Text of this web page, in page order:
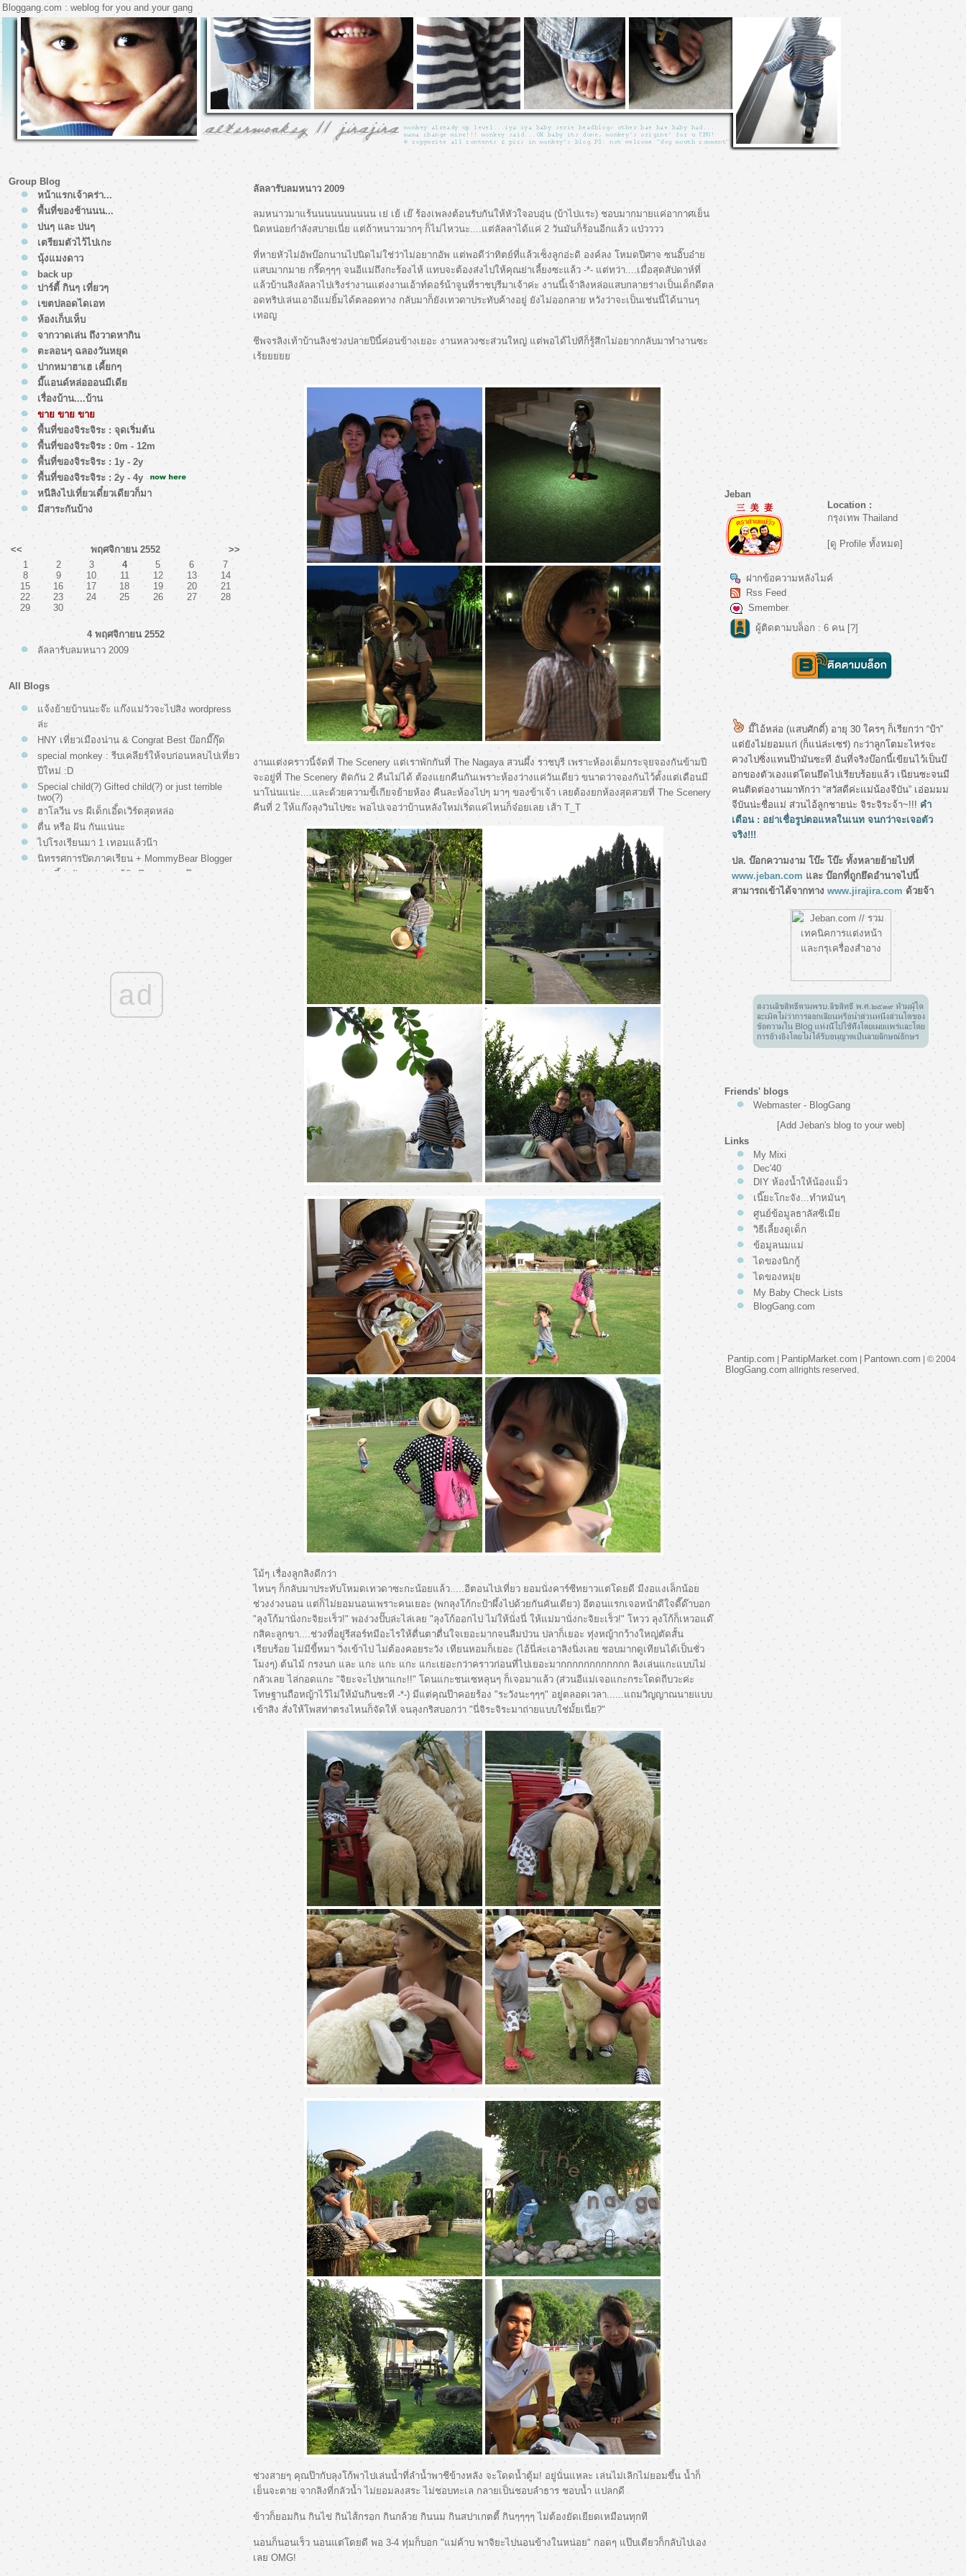
Bloggang.com : weblog for you and your gang
Group Blog
หน้าแรกเจ้าคร่า...
พื้นที่ของช้านนน...
บ่นๆ และ บ่นๆ
เตรียมตัวไว้ไปเกะ
นุ้งแมงดาว
back up
ปาร์ตี้ กินๆ เที่ยวๆ
เขตปลอดไดเอท
ห้องเก็บเห็บ
จากวาดเล่น ถึงวาดหากิน
ตะลอนๆ ฉลองวันหยุด
ปากหมาฮาเฮ เคี้ยกๆ
มี๊แอนด์หล่อออนมีเดี
เรื่องบ้าน....บ้าน
ขาย ขาย ขา
พื้นที่ของจิระจิระ : จุดเริ่มต้น
พื้นที่ของจิระจิระ : 0m - 12m
พื้นที่ของจิระจิระ : 1y - 2y
พื้นที่ของจิระจิระ : 2y - 4y
หนีลิงไปเที่ยวเดี๋ยวเดียวก็มา
มีสาระกันบ้าง
<< พฤศจิกายน 2552
>>
1
2 3 4 5 6
7
8
9 10 11 12 13
14
15
16 17 18 19 20
21
22
23 24 25 26 27
28
29
30
4 พฤศจิกายน 2552
ลัลลารับลมหนาว 2009
All Blogs
จ้งย้ายบ้านนะจ๊ะ แก๊งแม่วัวจะไปสิง wordpress
ล่ะ
HNY เที่ยวเมืองน่าน & Congrat Best บ๊อกมี๊กุ๊ด
special monkey : รีบเคลียร์ให้จบก่อนหลบไปเที่ยว
ปีใหม่ :D
Special child(?) Gifted child(?) or just terrible
two(?)
ฮาโลวีน vs ผีเด็กเอิ็ดเวิร์ดสุดหล่อ
ตื่น หรือ ฝัน กันแน่นะ
ไปโรงเรียนมา 1 เทอมแล้วน๊า
นิทรรศการปิดภาคเรียน + MommyBear Blogger
ช่วงนี้ยุ่งจัง แปะรูปแก้คิดถึงหน่อยนะก๊ะ
ดราม่าวันแม่ ปีแรกกับงานใครหนอ...?
วันเกิด & นิทรรศการ ณ ห้องของเล่นอมยิ้ม
สุขสันต์วันเกิด 3 ขวบ ลูกลิงของแม่
บันทึกบทง่วงนอน
ทัศนศึกษาในวันฝนตก...บล็อกสุดท้ายก่อนเบิ๊ดเด่
หัวโจกมาแล้ว!!!
เด็กมันฝรั่งกับพระธรรมวันอาทิตย์
เมื่อคุณครูขอเม้าท์!
จิระอยากตายยยย!!!!
คุณยาย! มาเล่นไปโรงเรียนกัน
“จิระจะกินหูหมี!!”
รายงานผลการเรียนรายสัปดาห์
กทู school....go to สะ-คูลลลลลล
ล.ลิงจิระจิระเปิดเทอม ไปโรงเรียนวันแรก
miss u dear :)
เรื่องเศร้าๆ ของช่วงการจดจำ
บ๊อกขี้เกียจ ขอแปะแต่ Clipsssss
ลัลลารับลมหนาว 2009
ภาคต่อของจู๋แกว่งไกว...จะไหวเร้อ -*-
สบยกกำลังกับลิง 27 เดือน
บ้านลิงกับโปรเจค "จู๋แกว่งไกว"
อัพๆๆๆ ย๊าวยาวหลังจากดองมาน๊านนาน
ชวนแม่ๆ ลูกๆ ไปร่วมกิจกรรมกับ Intel เสาร์นี้จ้า~!
DIY จัดระเบียบเสื้อผ้าลูกลิงก๊ะ
พัฒนาการไ่ม่หยุดยั้งของลิงแสบ
รักแม่คับ
ปาร์ตี้แรกของขวบที่ 2
Happy Birthday 2 ขวบปีแล้วขอร้าบ
ad
ลัลลารับลมหนาว 2009
ลมหนาวมาแร้นนนนนนนนนน เย่ เย้ เย๊ ร้องเพลงต้อนรับกันให้หัวใจอบอุ่น (บ้าไปแระ) ชอบมากมายแค่อากาศเย็น
นิดหน่อยกำลังสบายเนี่ย แต่ถ้าหนาวมากๆ ก็ไม่ไหวนะ....แต่ลัลลาได้แค่ 2 วันมันก็ร้อนอีกแล้ว แป่วววว
ที่หายหัวไม่อัพบ๊อกนานไปนิดไม่ใช่ว่าไม่อยากอัพ แต่พอดีว่าทิตย์ที่แล้วเซ็งลูกอ่ะดิ องค์ลง โหมดปีศาจ ซนอิ๊บอ๋า
สบมากมาย กรี๊ดๆๆๆ จนอีแม่ถึงกะร้องไห้ แทบจะต้องส่งไปให้คุณย่าเลี้ยงซะแล้ว -*- แต่ทว่า....เมื่อสุดสัปดาห์ที่
ล้วบ้านลิงลัลลาไปเริงร่างานแต่งงานเอ้าท์ดอร์น้าจูนที่ราชบุรีมาเจ้าค่ะ งานนี้เจ้าลิงหล่อแสบกลายร่างเป็นเด็กดีตล
อดทริปเล่นเอาอีแม่ยิ้มได้ตลอดทาง กลับมาก็ยังเทวดาประทับค้างอยู่ ยังไม่ออกลาย หวังว่าจะเป็นเช่นนี้ได้นานๆ
เทอญ
ชีพจรลิงเท้าบ้านลิงช่วงปลายปีนี้ค่อนข้างเยอะ งานหลวงซะส่วนใหญ่ แต่พอได้ไปทีก็รู้สึกไม่อยากกลับมาทำงานซะ
เร้
งานแต่งคราวนี้จัดที่ The Scenery แต่เราพักกันที่ The Nagaya สวนผึ้ง ราชบุรี เพราะห้องเต็มกระจุยจองกันข้ามปี
จะอยู่ที่ The Scenery ติดกัน 2 คืนไม่ได้ ต้องแยกคืนกันเพราะห้องว่างแค่วันเดียว ขนาดว่าจองกันไว้ตั้งแต่เดือนมี
นาโน่นแน่ะ....และด้วยความขี้เกียจย้ายห้อง คืนละห้องไปๆ มาๆ ของข้าเจ้า เลยต้องยกห้องสุดสวยที่ The Scenery
คืนที่ 2 ให้แก๊งลุงวินไปซะ พอไปเจอว่าบ้านหลังใหม่เริ่ดแค่ไหนก็จ๋อยเลย เส้า T_T
ม้ๆ เรื่องลูกลิงดีกว่า
ไหนๆ ก็กลับมาประทับโหมดเทวดาซะกะน้อยแล้ว.....อีตอนไปเที่ยว ยอมนั่งคาร์ซีทยาวแต่โดยดี มีงอแงเล็กน้อ
ช่วงง่วงนอน แต่ก็ไม่ยอมนอนเพราะคนเยอะ (พกลุงโก้กะป้าผึ้งไปด้วยกันคันเดียว) อีตอนแรกเจอหน้าดีใจดี๊ด๊าบอก
"ลุงโก้มานั่งกะจิยะเร็ว!" พอง่วงปั๊บล่ะไล่เลย "ลุงโก้ออกไป ไม่ให้นั่งนี่ ให้แม่มานั่งกะจิยะเร็ว!" โหวว ลุงโก้ก็เหวอแด๊
กสิคะลูกขา....ช่วงที่อยู่รีสอร์ทมีอะไรให้ตื่นตาตื่นใจเยอะมากจนลืมป่วน ปลาก็เยอะ ทุ่งหญ้ากว้างใหญ่ตัดสั้น
เรียบร้อย ไม่มีขี้หมา วิ่งเข้าไป ไม่ต้องคอยระวัง เทียนหอมก็เยอะ (ไอ้นี่ล่ะเอาลิงนิ่งเลย ชอบมากดูเทียนได้เป็นชั่ว
มงๆ) ต้นไม้ กรงนก และ แกะ แกะ แกะ แกะเยอะกว่าคราวก่อนที่ไปเยอะมากกกกกกกกกกกก ลิงเล่นแกะแบบไม่
กลัวเลย ไล่กอดแกะ "จิยะจะไปหาแกะ!!" โดนแกะชนเซหลุนๆ ก็เจอมาแล้ว (ส่วนอีแม่เจอแกะกระโดดถีบวะค่ะ
ทษฐานถือหญ้าไว้ไม่ให้มันกินซะที -*-) มีแต่คุณป๊าคอยร้อง "ระวังนะๆๆๆ" อยู่ตลอดเวลา......แถมวิญญาณนายแบบ
เข้าสิง สั่งให้โพสท่าตรงไหนก็จัดให้ จนลุงกริสบอกว่า "นี่จิระจิระมาถ่ายแบบใช่มั้ยเนี่ย?"
ช่วงสายๆ คุณป๊ากับลุงโก้พาไปเล่นน้ำที่ลำน้ำพาชีข้างหลัง จะโดดน้ำตู้ม! อยู่นั่นแหละ เล่นไม่เลิกไม่ยอมขึ้น น้ำก็
เย็นจะตาย จากลิงที่กลัวน้ำ ไม่ยอมลงสระ ไม่ชอบทะเล กลายเป็นชอบลำธาร ชอบน้ำ แปลกดี
ข้าวก็ยอมกิน กินไข่ กินไส้กรอก กินกล้วย กินนม กินสปาเกตตี้ กินๆๆๆๆ ไม่ต้องยัดเยียดเหมือนทุกที
นอนก็นอนเร็ว นอนแต่โดยดี พอ 3-4 ทุ่มก็บอก "แม่ค้าบ พาจิยะไปนอนข้างในหน่อย" กอดๆ แป๊บเดียวก็กลับไปเอง
เลย OMG!
Jeban
Location :
กรุงเทพ Thailand
[ดู Profile ทั้งหมด]
ฝากข้อความหลังไมค์
Rss Feed
Smember
ผู้ติดตามบล็อก : 6 คน [?]
มี๊ไอ้หล่อ (แสบศักดิ์) อายุ 30 ใครๆ ก็เรียกว่า “ป้า”
ต่ยังไม่ยอมแก่ (ก็แน่ล่ะเซร่) กะว่าลูกโตมะไหร่จะ
ควงไปซิ่งแทนป๊ามันซะที อันที่จริงบ๊อกนี้เขียนไว้เป็นบ๊
อกของตัวเองแต่โดนยึดไปเรียบร้อยแล้ว เนียนซะจนมี
คนติดต่องานมาทักว่า “สวัสดีค่ะแม่น้องจีบัน” เอ่อมมม
จีบันน่ะชื่อแม่ ส่วนไอ้ลูกชายน่ะ จิระจิระจ้า~!!! คำ
เตือน : อย่าเชื่อรูปตอแหลในเนท จนกว่าจะเจอตัว
จริง!!!
ปล. บ๊อกความงาม โบ๊ะ โบ๊ะ ทั้งหลายย้ายไปที่
www.jeban.com ละ บ๊อกที่ถูกยึดอำนาจไปนี้
สามารถเข้าได้จากทาง www.jirajira.com ด้วยจ้า
Friends' blogs
Webmaster - BlogGang
[Add Jeban's blog to your web]
Links
My Mixi
Dec'40
DIY ห้องน้ำให้น้องแม็ว
เนี๊ยะโกะจัง...ทำหมันๆ
ศูนย์ข้อมูลธาลัสซีเมี
วิธีเลี้ยงดูเด็ก
ข้อมูลนมแม่
ไดของนิกกู้
ไดของหมุ่
My Baby Check Lists
BlogGang.com
Pantip.com PantipMarket.com | Pantown.com | © 2004
BlogGang.com allrights reserved.